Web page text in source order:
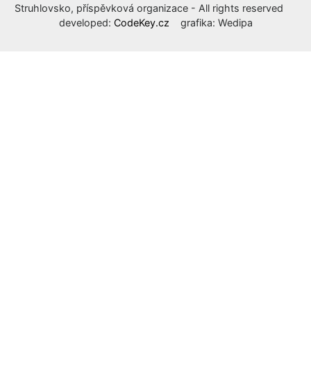
Struhlovsko, příspěvková organizace - All rights reserved
developed: CodeKey.cz grafika: Wedipa